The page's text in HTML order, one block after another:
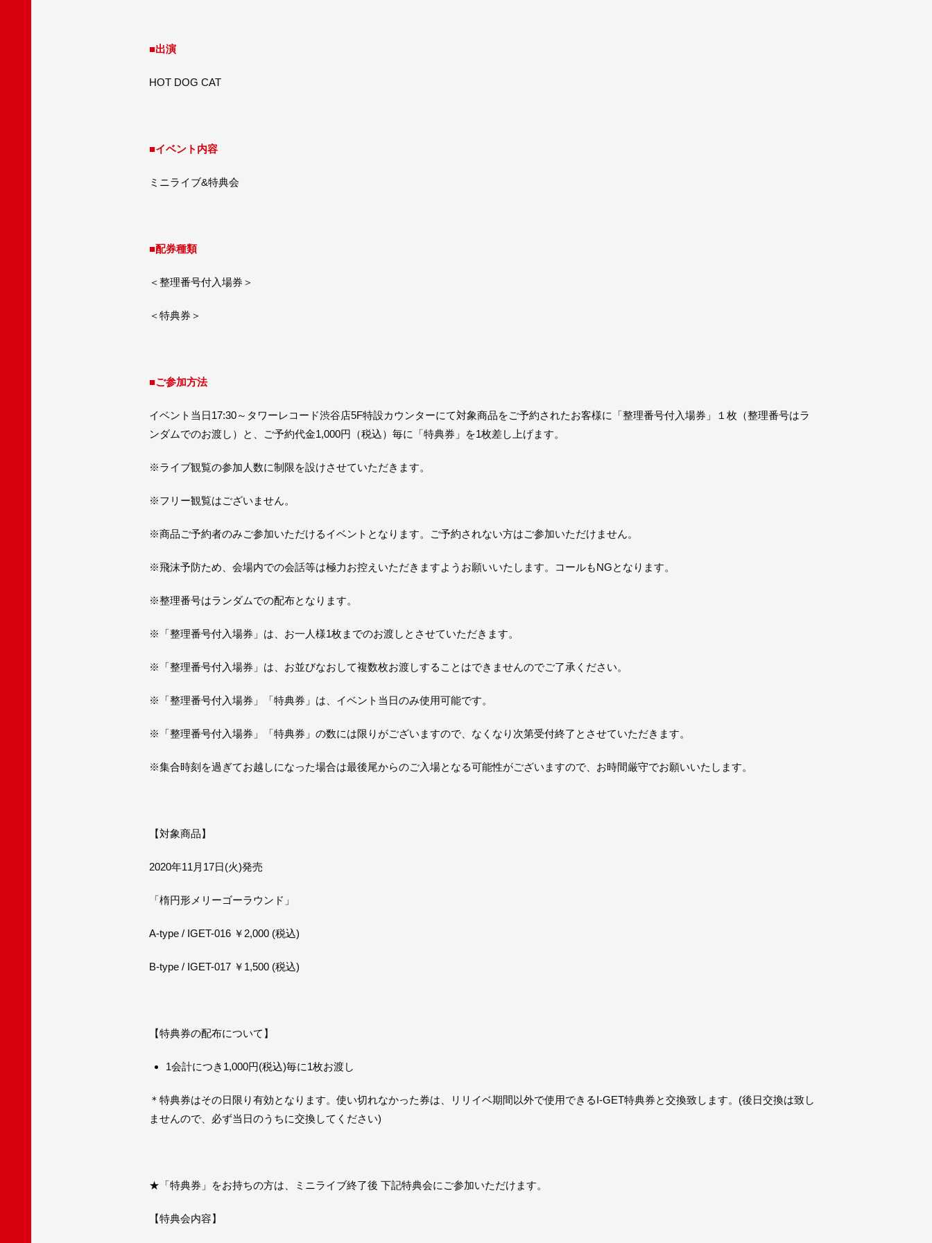
■出演
HOT DOG CAT
■イベント内容
ミニライブ&特典会
■配券種類
＜整理番号付入場券＞
＜特典券＞
■ご参加方法
イベント当日17:30～タワーレコード渋谷店5F特設カウンターにて対象商品をご予約されたお客様に「整理番号付入場券」１枚（整理番号はラ
ンダムでのお渡し）と、ご予約代金1,000円（税込）毎に「特典券」を1枚差し上げます。
※ライブ観覧の参加人数に制限を設けさせていただきます。
※フリー観覧はございません。
※商品ご予約者のみご参加いただけるイベントとなります。ご予約されない方はご参加いただけません。
※飛沫予防ため、会場内での会話等は極力お控えいただきますようお願いいたします。コールもNGとなります。
※整理番号はランダムでの配布となります。
※「整理番号付入場券」は、お一人様1枚までのお渡しとさせていただきます。
※「整理番号付入場券」は、お並びなおして複数枚お渡しすることはできませんのでご了承ください。
※「整理番号付入場券」「特典券」は、イベント当日のみ使用可能です。
※「整理番号付入場券」「特典券」の数には限りがございますので、なくなり次第受付終了とさせていただきます。
※集合時刻を過ぎてお越しになった場合は最後尾からのご入場となる可能性がございますので、お時間厳守でお願いいたします。
【対象商品】
2020年11月17日(火)発売
「楕円形メリーゴーラウンド」
A-type / IGET-016 ￥2,000 (税込)
B-type / IGET-017 ￥1,500 (税込)
【特典券の配布について】
1会計につき1,000円(税込)毎に1枚お渡し
＊特典券はその日限り有効となります。使い切れなかった券は、リリイベ期間以外で使用できるI-GET特典券と交換致します。(後日交換は致し
ませんので、必ず当日のうちに交換してください)
★「特典券」をお持ちの方は、ミニライブ終了後 下記特典会にご参加いただけます。
【特典会内容】